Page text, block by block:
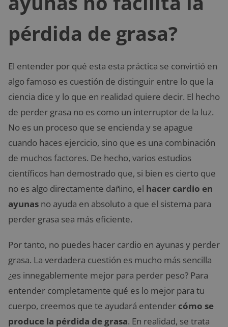
pérdida de grasa?
El entender por qué esta esta práctica se convirtió en
algo famoso es cuestión de distinguir entre lo que la
ciencia dice y lo que en realidad quiere decir. El hecho
de perder grasa no es como un interruptor de la luz.
No es un proceso que se encienda y se apague
cuando haces ejercicio, sino que es una combinación
de muchos factores. De hecho, varios estudios
científicos han demostrado que, si bien es cierto que
no es algo directamente dañino, el hacer cardio en
ayunas no ayuda en absoluto a que el sistema para
perder grasa sea más eficiente.
Por tanto, no puedes hacer cardio en ayunas y perder
grasa. La verdadera cuestión es mucho más sencilla
¿es innegablemente mejor para perder peso? Para
entender completamente qué es lo mejor para tu
cuerpo, creemos que te ayudará entender cómo se
produce la pérdida de grasa. En realidad, se trata